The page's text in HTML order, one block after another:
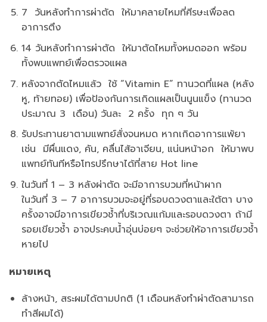
7 วันหลังทำการผ่าตัด ให้มาคลายไหมที่ศีรษะเพื่อลด
อาการตึง
14 วันหลังทำการผ่าตัด ให้มาตัดไหมทั้งหมดออก พร้อม
ทั้งพบแพทย์เพื่อตรวจแผล
หลังจากตัดไหมแล้ว ใช้ “Vitamin E” ทานวดที่แผล (หลัง
หู, ท้ายทอย) เพื่อป้องกันการเกิดแผลเป็นนูนแข็ง (ทานวด
ประมาณ 3 เดือน) วันละ 2 ครั้ง ทุก ๆ วัน
รับประทานยาตามแพทย์สั่งจนหมด หากเกิดอาการแพ้ยา
เช่น มีผื่นแดง, คัน, คลื่นไส้อาเจียน, แน่นหน้าอก ให้มาพบ
แพทย์ทันทีหรือโทรปรึกษาได้ที่สาย Hot line
ในวันที่ 1 – 3 หลังผ่าตัด จะมีอาการบวมที่หน้าผาก
ในวันที่ 3 – 7 อาการบวมจะอยู่ที่รอบดวงตาและใต้ตา บาง
ครั้งอาจมีอาการเขียวช้ำที่บริเวณแก้มและรอบดวงตา ถ้ามี
รอยเขียวช้ำ อาจประคบน้ำอุ่นบ่อยๆ จะช่วยให้อาการเขียวช้ำ
หายไป
หมายเหตุ
ล้างหน้า, สระผมได้ตามปกติ (1 เดือนหลังทำผ่าตัดสามารถ
ทำสีผมได้)